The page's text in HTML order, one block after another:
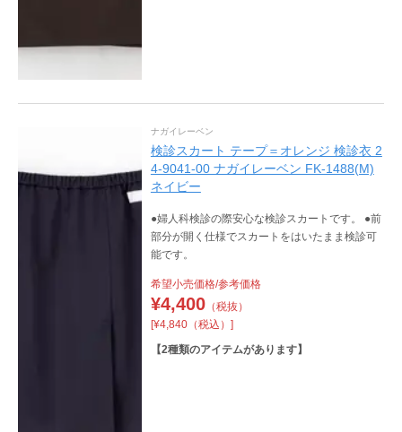
ナガイレーベン
検診スカート テープ＝オレンジ 検診衣 2
4-9041-00 ナガイレーベン FK-1488(M)
ネイビー
●婦人科検診の際安心な検診スカートです。 ●前
部分が開く仕様でスカートをはいたまま検診可
能です。
希望小売価格/参考価格
¥4,400（税抜）
[¥4,840（税込）]
【2種類のアイテムがあります】